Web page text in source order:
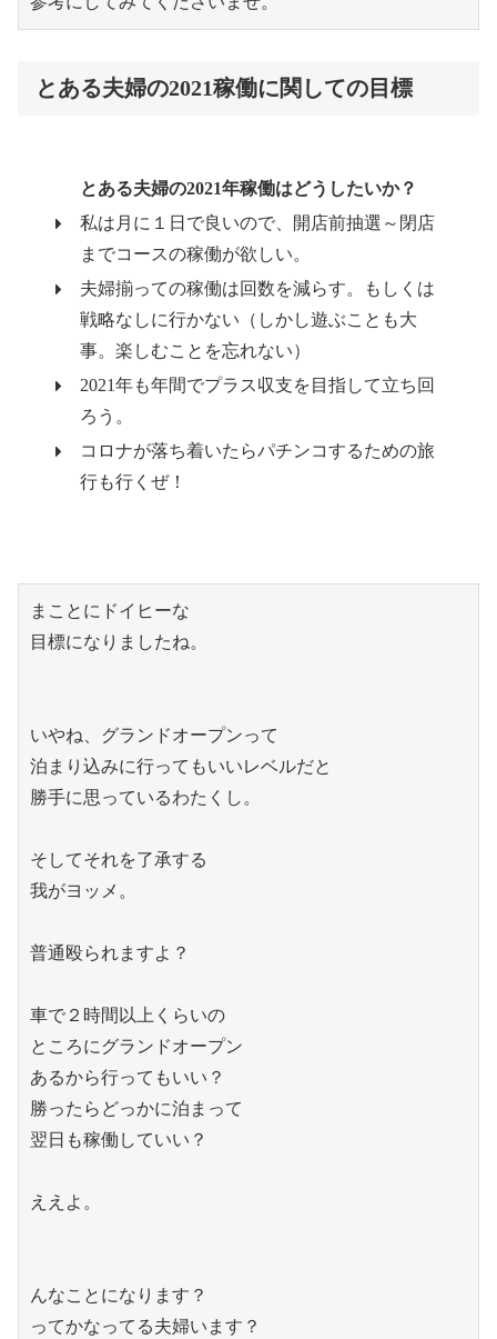
とある夫婦の2021稼働に関しての目標
とある夫婦の2021年稼働はどうしたいか？
私は月に１日で良いので、開店前抽選～閉店
までコースの稼働が欲しい。
夫婦揃っての稼働は回数を減らす。もしくは
戦略なしに行かない（しかし遊ぶことも大
事。楽しむことを忘れない）
2021年も年間でプラス収支を目指して立ち回
ろう。
コロナが落ち着いたらパチンコするための旅
行も行くぜ！
まことにドイヒーな
目標になりましたね。
いやね、グランドオープンって
泊まり込みに行ってもいいレベルだと
勝手に思っているわたくし。
そしてそれを了承する
我がヨッメ。
普通殴られますよ？
車で２時間以上くらいの
ところにグランドオープン
あるから行ってもいい？
勝ったらどっかに泊まって
翌日も稼働していい？
ええよ。
んなことになります？
ってかなってる夫婦います？